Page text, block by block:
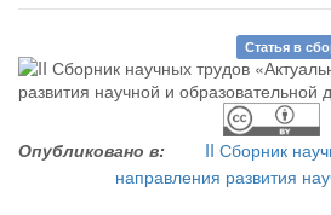
Статья в
Опубликовано в:
II Сборник
направления развития